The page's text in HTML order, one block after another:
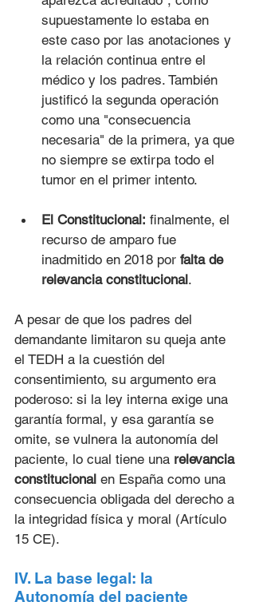
supuestamente lo estaba en
este caso por las anotaciones y
la relación continua entre el
médico y los padres. También
justificó la segunda operación
como una "consecuencia
necesaria" de la primera, ya que
no siempre se extirpa todo el
tumor en el primer intento.
El Constitucional: finalmente, el
recurso de amparo fue
inadmitido en 2018 por falta de
relevancia constitucional.
A pesar de que los padres del
demandante limitaron su queja ante
el TEDH a la cuestión del
consentimiento, su argumento era
poderoso: si la ley interna exige una
garantía formal, y esa garantía se
omite, se vulnera la autonomía del
paciente, lo cual tiene una relevancia
constitucional en España como una
consecuencia obligada del derecho a
la integridad física y moral (Artículo
15 CE).
IV. La base legal: la
Autonomía del paciente